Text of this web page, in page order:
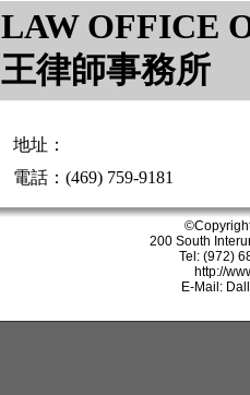
LAW OFFICE
王律師事務所
地址：
電話：(469) 759-9181
200 South
Tel: (972)
http://
E-Mail: